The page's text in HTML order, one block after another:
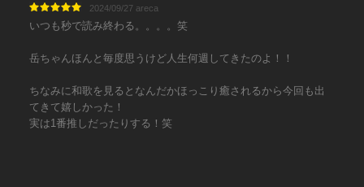
2024/09/27 areca
いつも秒で読み終わる。。。。笑
岳ちゃんほんと毎度思うけど人生何週してきたのよ！！
ちなみに和歌を見るとなんだかほっこり癒されるから今回も出
てきて嬉しかった！
実は1番推しだったりする！笑